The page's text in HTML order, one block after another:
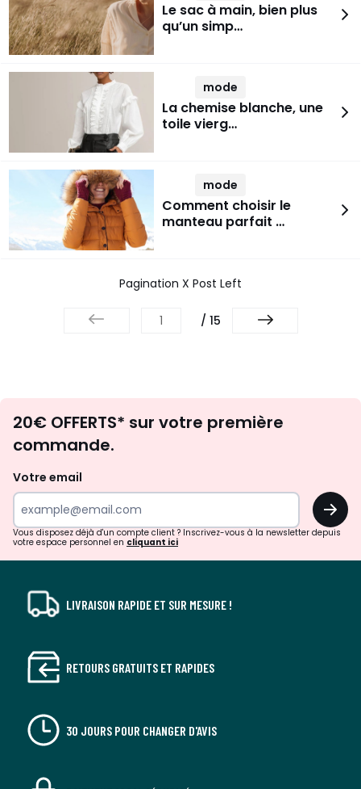
Le sac à main, bien plus
qu’un simp…
mode
La chemise blanche, une
toile vierg…
mode
Comment choisir le
manteau parfait …
Pagination X Post Left
/ 15
d'inspirations
surprises?
20€ OFFERTS* sur votre première
commande.
Votre email
OK
Vous disposez déjà d'un compte client ? Inscrivez-vous à la newsletter depuis
votre espace personnel en cliquant ici
LIVRAISON RAPIDE ET SUR MESURE !
RETOURS GRATUITS ET RAPIDES
30 JOURS POUR CHANGER D'AVIS